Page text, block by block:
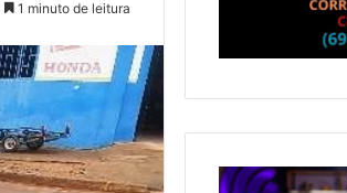
1 minuto de leitura